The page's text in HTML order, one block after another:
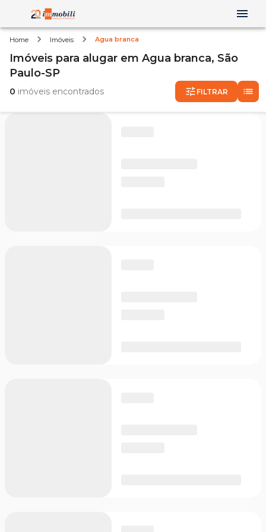
Home Imóveis Agua branca
Imóveis para alugar em Agua branca, São
Paulo-SP
0 imóveis encontrados FILTRAR